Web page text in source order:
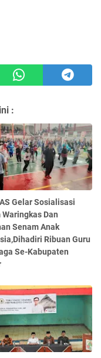
:
Gelar Sosialisasi
Waringkas Dan
Senam Anak
Ribuan Guru
Se-Kabupaten